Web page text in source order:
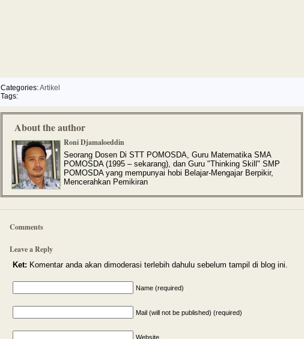
Categories:Artikel
Tags:
About the author
Roni Djamaloeddin
Seorang Dosen Di STT POMOSDA, Guru Matematika SMA
POMOSDA (1995 – sekarang), dan Guru "Thinking Skill" SMP
POMOSDA yang mempunyai hobi Belajar-Mengajar Berpikir,
Mencerahkan Pemikiran
Comments
Leave a Reply
Ket: Komentar anda akan dimoderasi terlebih dahulu sebelum tampil di blog ini.
Name (required)
Mail (will not be published) (required)
Website